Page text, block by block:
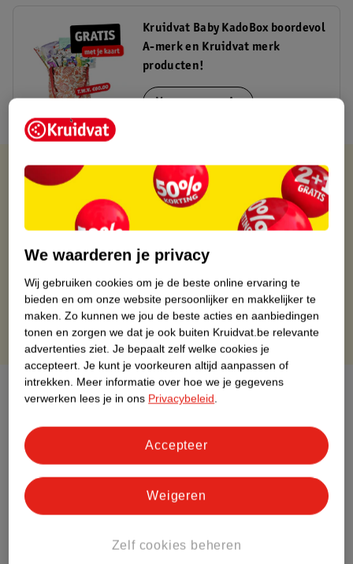
Kruidvat Baby KadoBox boordevol
A-merk en Kruidvat merk
producten!
Vraag nu aan
Kruidvat is altijd voordelig
Gratis ophalen in de winkel
Op werkdagen voor 22:00 uur besteld, volgende dag in huis
Gratis thuisbezorgd vanaf 50.00
Gratis retourneren binnen 30 dagen
Gratis punten met je Kruidvat kaart
Over dit product
Productinformatie
Nature Impact Score
Dit product heeft (nog) geen Nature
We waarderen je privacy
Wij gebruiken cookies om je de beste online ervaring te
bieden en om onze website persoonlijker en makkelijker te
maken. Zo kunnen we jou de beste acties en aanbiedingen
tonen en zorgen we dat je ook buiten Kruidvat.be relevante
advertenties ziet. Je bepaalt zelf welke cookies je
accepteert. Je kunt je voorkeuren altijd aanpassen of
intrekken. Meer informatie over hoe we je gegevens
verwerken lees je in ons Privacybeleid.
Zelf cookies beheren
Weigeren
Accepteer